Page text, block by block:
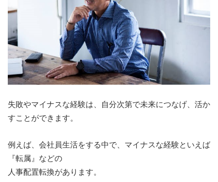
失敗やマイナスな経験は、自分次第で未来につなげ、活か
すことができます。
例えば、会社員生活をする中で、マイナスな経験といえば
『転属』などの
人事配置転換があります。